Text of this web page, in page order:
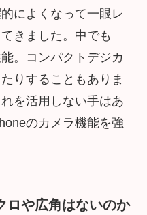
によくなって一眼レ
きました。中でも
。コンパクトデジカ
りすることもありま
を活用しない手はあ
のカメラ機能を強
ロや広角はないのか